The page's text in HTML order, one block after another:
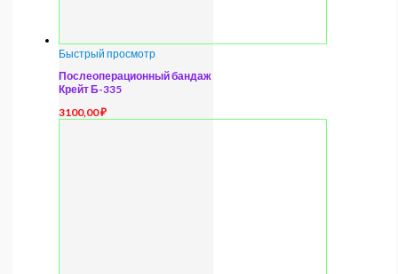
Быстрый просмотр
Послеоперационный бандаж
Крейт Б-335
3100,00₽